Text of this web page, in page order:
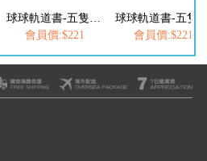
會員價:$221
會員價:$221